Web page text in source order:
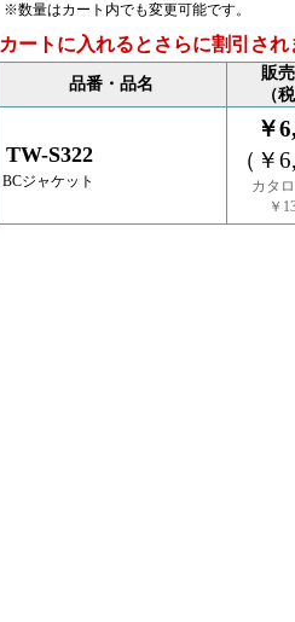
※数量はカート内でも変更可能です。
カートに入れるとさらに割引され
品番・品名
販
（
TW-S322
BCジャケット
￥
（￥
カタ
￥